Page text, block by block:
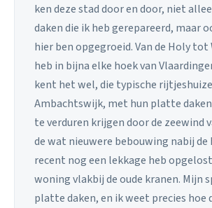
ken deze stad door en door, niet
daken die ik heb gerepareerd, maar
hier ben opgegroeid. Van de Holy
heb in bijna elke hoek van
kent het wel, die typische
Ambachtswijk, met hun platte
te verduren krijgen door de zeewind
de wat nieuwere bebouwing nabij de
recent nog een lekkage heb
woning vlakbij de oude kranen. Mijn
platte daken, en ik weet precies hoe